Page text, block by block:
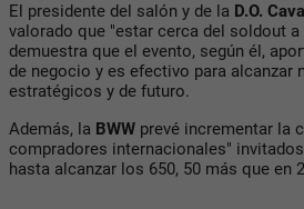
El presidente del salón y de la D.O.
valorado que "estar cerca del soldout
demuestra que el evento, según él,
de negocio y es efectivo para alcanzar
estratégicos y de futuro.
Además, la BWW prevé incrementar la
compradores internacionales"
hasta alcanzar los 650, 50 más que en